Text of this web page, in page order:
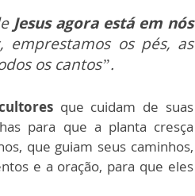
Jesus agora está em nós
emprestamos os pés, as
os cantos”.
que cuidam de suas
para que a planta cresça
que guiam seus caminhos,
e a oração, para que eles